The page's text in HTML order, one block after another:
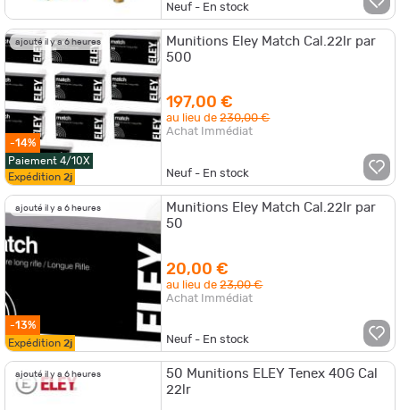
Neuf - En stock
ajouté il y a 6 heures
-14%
Paiement 4/10X
Expédition 2j
Munitions Eley Match Cal.22lr par
500
197,00 €
au lieu de230,00 €
Achat Immédiat
Neuf - En stock
ajouté il y a 6 heures
-13%
Expédition 2j
Munitions Eley Match Cal.22lr par
50
20,00 €
au lieu de23,00 €
Achat Immédiat
Neuf - En stock
ajouté il y a 6 heures
50 Munitions ELEY Tenex 40G Cal
22lr